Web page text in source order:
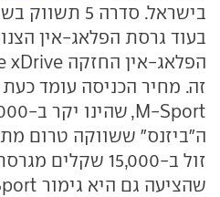
ה"ביזנס" ששווקה טרום
זול ב-15,000
שהציעה גם היא גימור M-Sport.